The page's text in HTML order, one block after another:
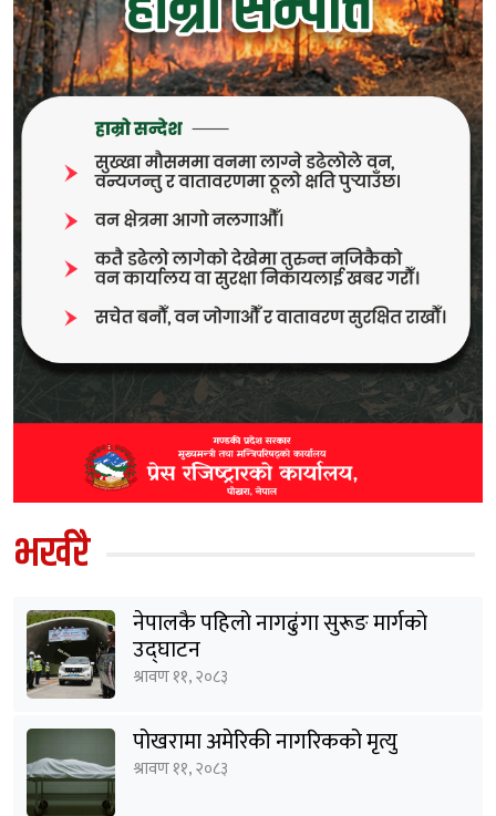
भर्खरै
नेपालकै पहिलो नागढुंगा सुरूङ मार्गकाे
उद्घाटन
श्रावण ११, २०८३
पोखरामा अमेरिकी नागरिकको मृत्यु
श्रावण ११, २०८३